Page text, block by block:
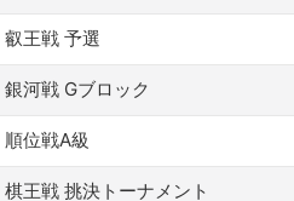
叡王戦 予選
銀河戦 Gブロック
順位戦A級
棋王戦 挑決トーナメント